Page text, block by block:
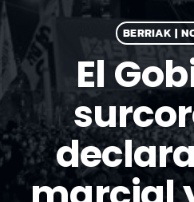
BERRIAK |
El